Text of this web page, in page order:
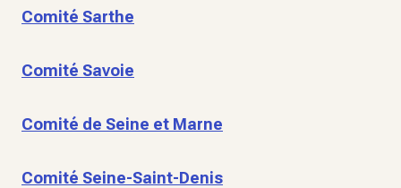
Comité Sarthe
Comité Savoie
Comité de Seine et Marne
Comité Seine-Saint-Denis